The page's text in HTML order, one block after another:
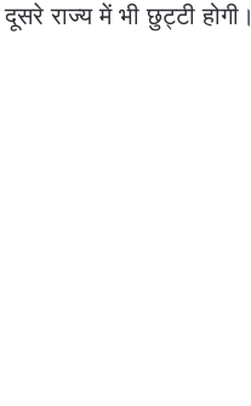
राज्य में भी छुट्टी होगी।